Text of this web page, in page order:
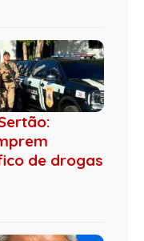
de drogas